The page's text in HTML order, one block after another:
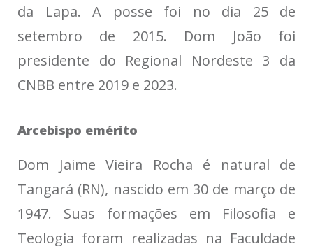
da Lapa. A posse foi no dia 25 de
setembro de 2015. Dom João foi
presidente do Regional Nordeste 3 da
CNBB entre 2019 e 2023.
Arcebispo emérito
Dom Jaime Vieira Rocha é natural de
Tangará (RN), nascido em 30 de março de
1947. Suas formações em Filosofia e
Teologia foram realizadas na Faculdade